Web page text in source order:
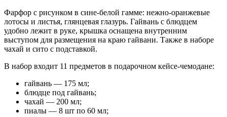
Фарфор с рисунком в сине-белой гамме: нежно-оранжевые
лотосы и листья, глянцевая глазурь. Гайвань с блюдцем
удобно лежит в руке, крышка оснащена внутренним
выступом для размещения на краю гайвани. Также в наборе
чахай и сито с подставкой.
В набор входит 11 предметов в подарочном кейсе-чемодане:
гайвань — 175 мл;
блюдце под гайвань;
чахай — 200 мл;
пиалы — 8 шт по 60 мл;